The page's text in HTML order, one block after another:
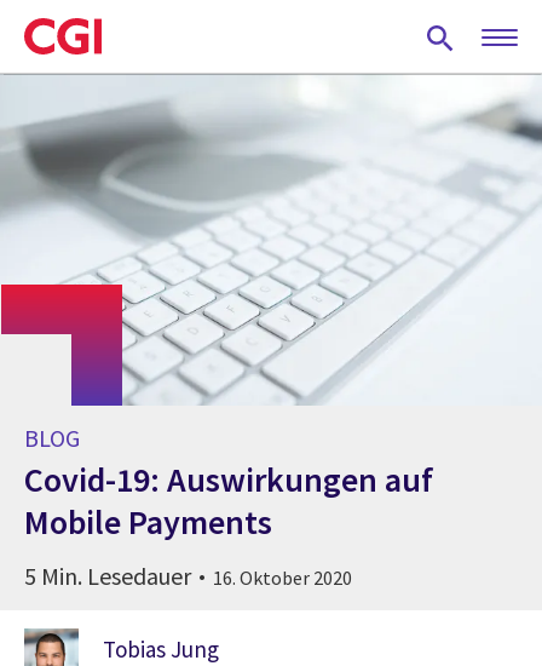
Skip
to
main
BLOG
Covid-19: Auswirkungen auf
Mobile Payments
5 Min. Lesedauer 16. Oktober 2020
Tobias Jung